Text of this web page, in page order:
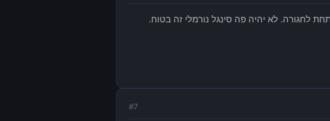
לחגורה. לא יהיה פה סינגל נורמלי זה בטוח.
#7